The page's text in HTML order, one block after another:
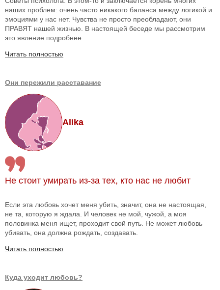
наших проблем: очень часто никакого баланса между логикой и
эмоциями у нас нет. Чувства не просто преобладают, они
ПРАВЯТ нашей жизнью. В настоящей беседе мы рассмотрим
это явление подробнее...
Читать полностью
Они пережили расставание
Alika
Не стоит умирать из-за тех, кто нас не любит
Если эта любовь хочет меня убить, значит, она не настоящая,
не та, которую я ждала. И человек не мой, чужой, а моя
половинка меня ищет, проходит свой путь. Не может любовь
убивать, она должна рождать, создавать.
Читать полностью
Куда уходит любовь?